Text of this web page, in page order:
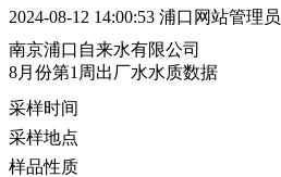
2024-08-12 14:00:53 浦口网站管理员
南京浦口自来水有限公司
8月份第1周出厂水水质数据
采样时间
采样地点
样品性质